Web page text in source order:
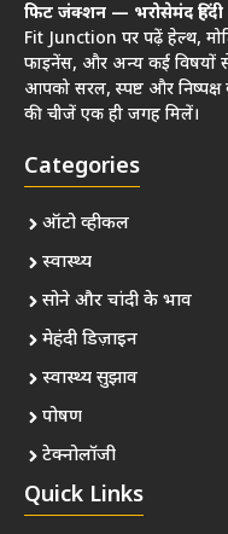
फिट जंक्शन — भरोसेमंद हिंदी
Fit Junction पर पढ़ें हेल्थ,
फाइनेंस, और अन्य कई विषयों
आपको सरल, स्पष्ट और
की चीजें एक ही जगह मिलें।
Categories
ऑटो व्हीकल
स्वास्थ्य
सोने और चांदी के भाव
मेहंदी डिज़ाइन
स्वास्थ्य सुझाव
पोषण
टेक्नोलॉजी
Quick Links